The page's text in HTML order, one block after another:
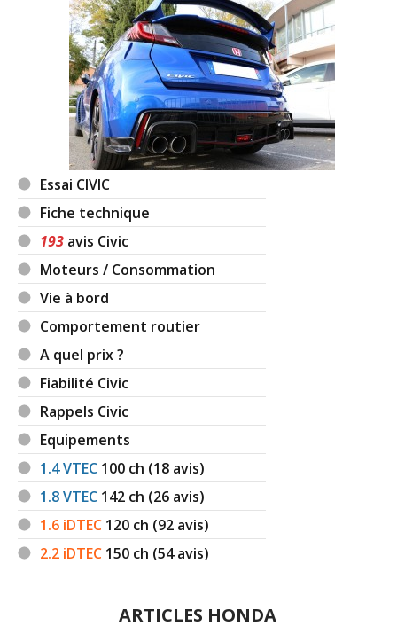
Essai CIVIC
Fiche technique
193 avis Civic
Moteurs / Consommation
Vie à bord
Comportement routier
A quel prix ?
Fiabilité Civic
Rappels Civic
Equipements
1.4 VTEC 100 ch (18 avis)
1.8 VTEC 142 ch (26 avis)
1.6 iDTEC 120 ch (92 avis)
2.2 iDTEC 150 ch (54 avis)
ARTICLES HONDA